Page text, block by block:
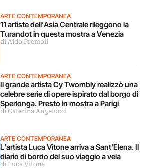
ARTE CONTEMPORANEA
11 artiste dell’Asia Centrale rileggono la
Turandot in questa mostra a Venezia
di Aldo Premoli
ARTE CONTEMPORANEA
Il grande artista Cy Twombly realizzò una
celebre serie di opere ispirato dal borgo di
Sperlonga. Presto in mostra a Parigi
di Caterina Angelucci
ARTE CONTEMPORANEA
L’artista Luca Vitone arriva a Sant’Elena. Il
diario di bordo del suo viaggio a vela
di Luca Vitone